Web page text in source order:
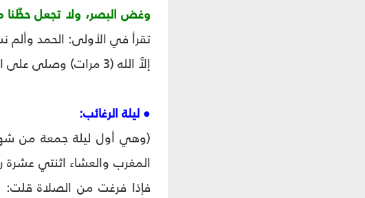
وغض البصر، ولا تجعل حظّنا
إلاَّ الله (3 مرات) وصلى على النبي وآله (30 مرة).
● ليلة الرغائب:
(وهي أول ليلة جمعة من
فإذا فرغت من الصلاة قلت: اللهم